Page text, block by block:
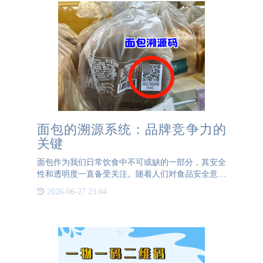
面包的溯源系统：品牌竞争力的
关键
面包作为我们日常饮食中不可或缺的一部分，其安全
性和透明度一直备受关注。随着人们对食品安全意识
的提高，越来越多的消费者希望了解他们所购买面包
的生产过程。为了满足这一需求，面包企业建立一套
2026-06-27 23:04